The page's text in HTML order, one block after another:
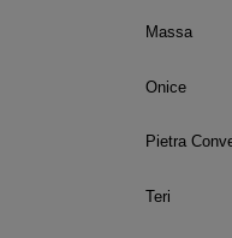
Massa
Onice
Pietra
Teri